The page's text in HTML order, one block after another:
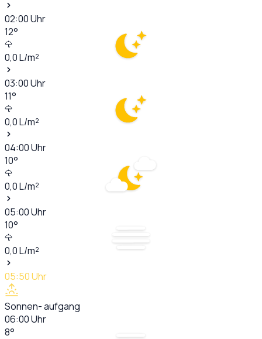
02:00Uhr
12°
0,0L/m²
03:00Uhr
11°
0,0L/m²
04:00Uhr
10°
0,0L/m²
05:00Uhr
10°
0,0L/m²
05:50Uhr
Sonnen- aufgang
06:00Uhr
8°